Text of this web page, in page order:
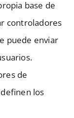
base de
controladores
puede enviar
de
los